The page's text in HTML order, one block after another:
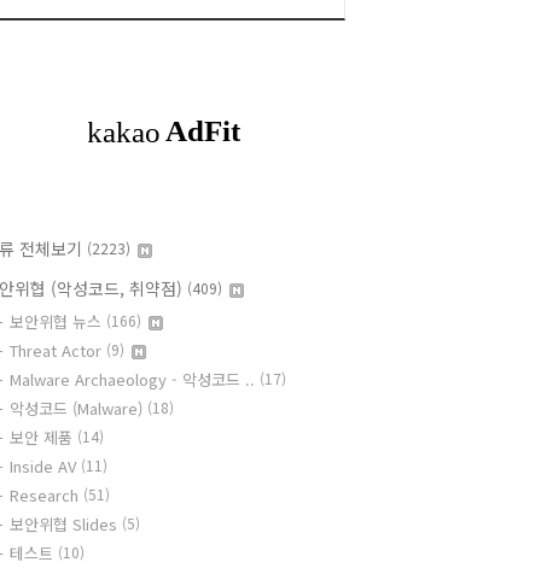
전체보기 (2223)
위협 (악성코드, 취약점) (409)
보안위협 뉴스 (166)
Threat Actor (9)
Malware Archaeology - 악성코드 .. (17)
악성코드 (Malware) (18)
보안 제품 (14)
Inside AV (11)
Research (51)
보안위협 Slides (5)
테스트 (10)